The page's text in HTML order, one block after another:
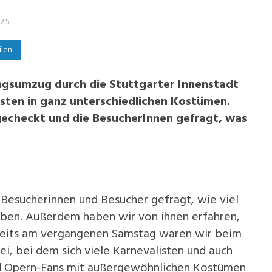
durch die Stuttgarter Innenstadt
in ganz unterschiedlichen Kostümen.
und die BesucherInnen gefragt, was
und Besucher gefragt, wie viel
Außerdem haben wir von ihnen erfahren,
am vergangenen Samstag waren wir beim
bei dem sich viele Karnevalisten und auch